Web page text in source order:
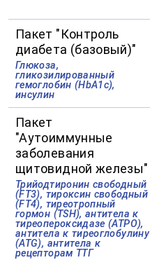
Пакет "Контроль
диабета (базовый)"
Глюкоза,
гликозилированный
гемоглобин (HbA1c),
инсулин
Пакет
"Аутоиммунные
заболевания
щитовидной железы"
Трийодтиронин свободный
(FT3), тироксин свободный
(FT4), тиреотропный
гормон (TSH), антитела к
тиреопероксидазе (АТРО),
антитела к тиреоглобулину
(ATG), антитела к
рецепторам ТТГ